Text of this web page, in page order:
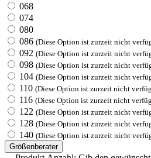
068
074
080
086 (Diese Option ist zurzeit nicht
092 (Diese Option ist zurzeit nicht
098 (Diese Option ist zurzeit nicht
104 (Diese Option ist zurzeit nicht
110 (Diese Option ist zurzeit nicht
116 (Diese Option ist zurzeit nicht
122 (Diese Option ist zurzeit nicht
128 (Diese Option ist zurzeit nicht
140 (Diese Option ist zurzeit nicht
Größenberater